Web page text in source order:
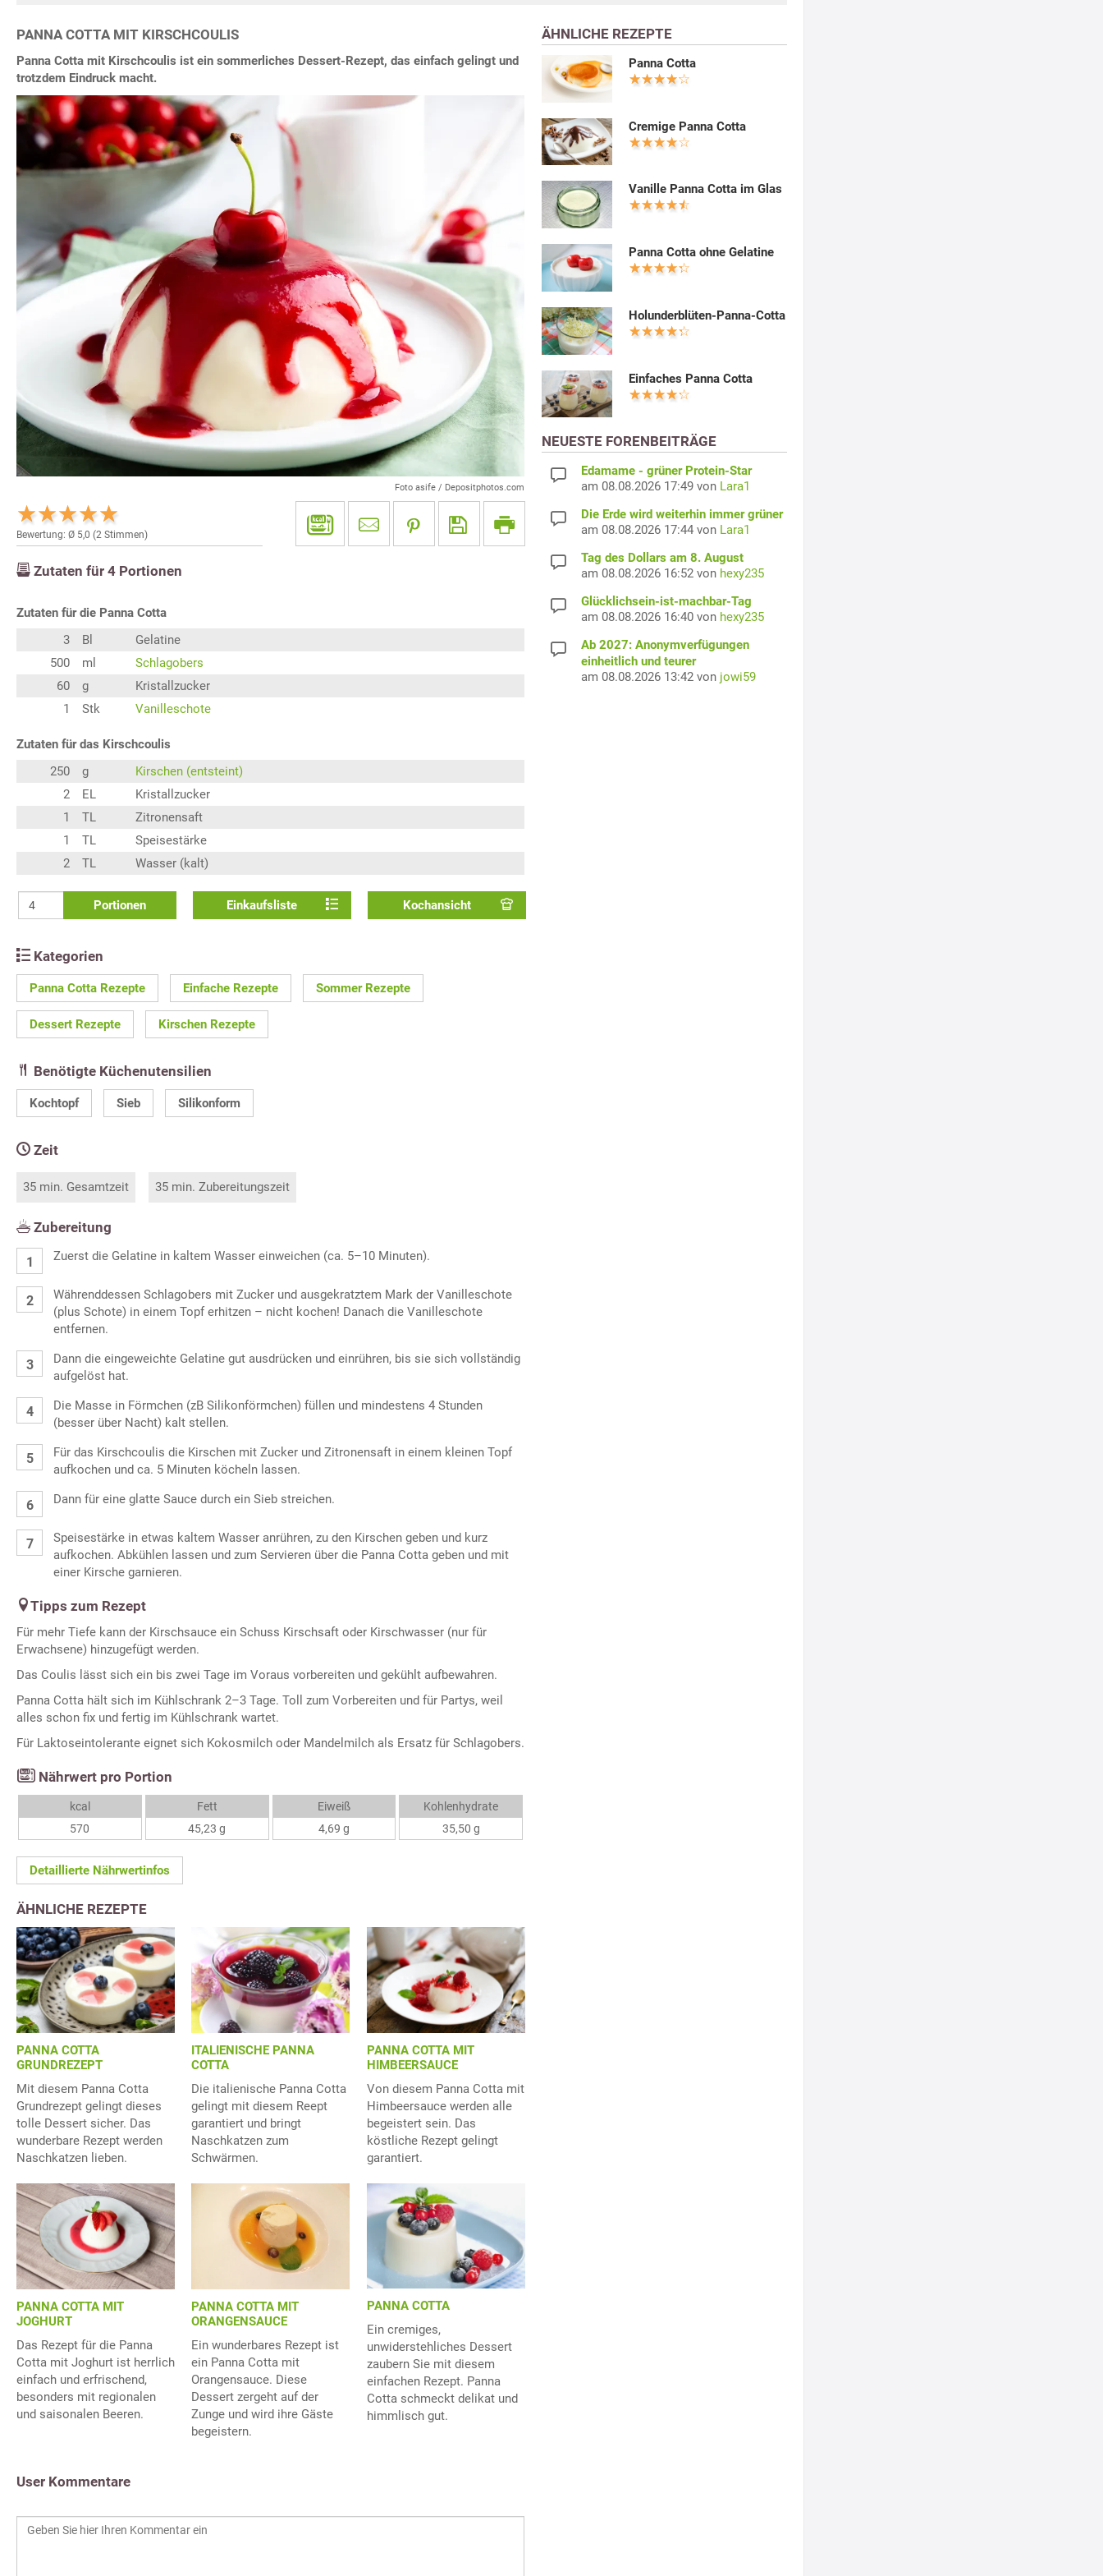
PANNA COTTA MIT KIRSCHCOULIS
Panna Cotta mit Kirschcoulis ist ein sommerliches Dessert-Rezept, das einfach gelingt und
trotzdem Eindruck macht.
Foto asife / Depositphotos.com
Bewertung: Ø 5,0 (2 Stimmen)
Zutaten für 4 Portionen
Zutaten für die Panna Cotta
3
Bl
Gelatine
500
ml
Schlagobers
60
g
Kristallzucker
1
Stk Vanilleschote
Zutaten für das Kirschcoulis
250
g
Kirschen (entsteint)
2
EL
Kristallzucker
1
TL
Zitronensaft
1
TL
Speisestärke
2
TL Wasser (kalt)
Portionen Einkaufsliste Kochansicht
Kategorien
Panna Cotta Rezepte Einfache Rezepte Sommer Rezepte
Dessert Rezepte Kirschen Rezepte
Benötigte Küchenutensilien
Kochtopf Sieb Silikonform
Zeit
35 min. Gesamtzeit 35 min. Zubereitungszeit
Zubereitung
Zuerst die Gelatine in kaltem Wasser einweichen (ca. 5–10 Minuten).
Währenddessen Schlagobers mit Zucker und ausgekratztem Mark der Vanilleschote
(plus Schote) in einem Topf erhitzen – nicht kochen! Danach die Vanilleschote
entfernen.
Dann die eingeweichte Gelatine gut ausdrücken und einrühren, bis sie sich vollständig
aufgelöst hat.
Die Masse in Förmchen (zB Silikonförmchen) füllen und mindestens 4 Stunden
(besser über Nacht) kalt stellen.
Für das Kirschcoulis die Kirschen mit Zucker und Zitronensaft in einem kleinen Topf
aufkochen und ca. 5 Minuten köcheln lassen.
Dann für eine glatte Sauce durch ein Sieb streichen.
Speisestärke in etwas kaltem Wasser anrühren, zu den Kirschen geben und kurz
aufkochen. Abkühlen lassen und zum Servieren über die Panna Cotta geben und mit
einer Kirsche garnieren.
Tipps zum Rezept
Für mehr Tiefe kann der Kirschsauce ein Schuss Kirschsaft oder Kirschwasser (nur für
Erwachsene) hinzugefügt werden.
Das Coulis lässt sich ein bis zwei Tage im Voraus vorbereiten und gekühlt aufbewahren.
Panna Cotta hält sich im Kühlschrank 2–3 Tage. Toll zum Vorbereiten und für Partys, weil
alles schon fix und fertig im Kühlschrank wartet.
Für Laktoseintolerante eignet sich Kokosmilch oder Mandelmilch als Ersatz für Schlagobers.
Nährwert pro Portion
kcal
570
Fett
45,23 g
Eiweiß
4,69 g
Kohlenhydrate
35,50 g
Detaillierte Nährwertinfos
ÄHNLICHE REZEPTE
PANNA COTTA
GRUNDREZEPT
Mit diesem Panna Cotta
Grundrezept gelingt dieses
tolle Dessert sicher. Das
wunderbare Rezept werden
Naschkatzen lieben.
ITALIENISCHE PANNA
COTTA
Die italienische Panna Cotta
gelingt mit diesem Reept
garantiert und bringt
Naschkatzen zum
Schwärmen.
PANNA COTTA MIT
HIMBEERSAUCE
Von diesem Panna Cotta mit
Himbeersauce werden alle
begeistert sein. Das
köstliche Rezept gelingt
garantiert.
PANNA COTTA MIT
JOGHURT
Das Rezept für die Panna
Cotta mit Joghurt ist herrlich
einfach und erfrischend,
besonders mit regionalen
und saisonalen Beeren.
PANNA COTTA MIT
ORANGENSAUCE
Ein wunderbares Rezept ist
ein Panna Cotta mit
Orangensauce. Diese
Dessert zergeht auf der
Zunge und wird ihre Gäste
begeistern.
PANNA COTTA
Ein cremiges,
unwiderstehliches Dessert
zaubern Sie mit diesem
einfachen Rezept. Panna
Cotta schmeckt delikat und
himmlisch gut.
User Kommentare
ÄHNLICHE REZEPTE
Panna Cotta
Cremige Panna Cotta
Vanille Panna Cotta im Glas
Panna Cotta ohne Gelatine
Holunderblüten-Panna-Cotta
Einfaches Panna Cotta
NEUESTE FORENBEITRÄGE
Edamame - grüner Protein-Star
am 08.08.2026 17:49 von Lara1
Die Erde wird weiterhin immer grüner
am 08.08.2026 17:44 von Lara1
Tag des Dollars am 8. August
am 08.08.2026 16:52 von hexy235
Glücklichsein-ist-machbar-Tag
am 08.08.2026 16:40 von hexy235
Ab 2027: Anonymverfügungen
einheitlich und teurer
am 08.08.2026 13:42 von jowi59